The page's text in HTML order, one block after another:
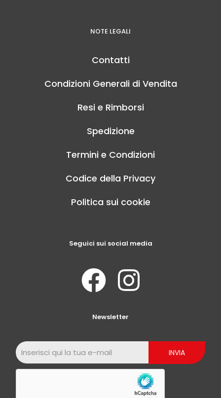
NOTE LEGALI
Contatti
Condizioni Generali di Vendita
Resi e Rimborsi
Spedizione
Termini e Condizioni
Codice della Privacy
Politica sui cookie
Seguici sui social media
Newsletter